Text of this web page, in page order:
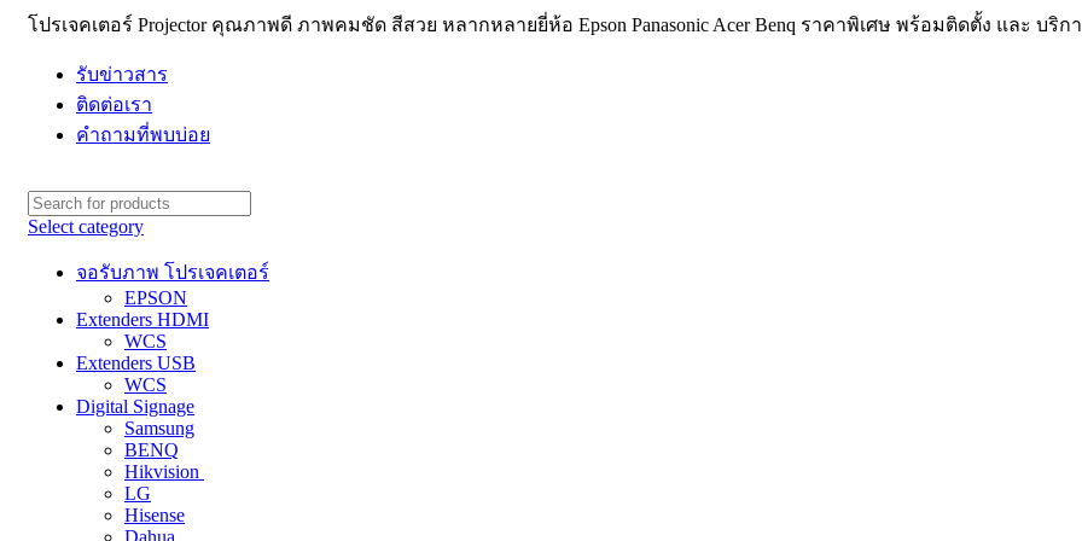
โปรเจคเตอร์ Projector คุณภาพดี ภาพคมชัด สีสวย หลากหลายยี่ห้อ Epson Panasonic Acer Benq ราคาพิเศษ พร้อมติดตั้ง และ บริก
รับข่าวสาร
ติดต่อเรา
คำถามที่พบบ่อย
Select category
จอรับภาพ โปรเจคเตอร์
EPSON
Extenders HDMI
WCS
Extenders USB
WCS
Digital Signage
Samsung
BENQ
Hikvision
LG
Hisense
Dahua